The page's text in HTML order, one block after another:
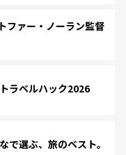
ファー・ノーラン監督
ラベルハック2026
選ぶ、旅のベスト。